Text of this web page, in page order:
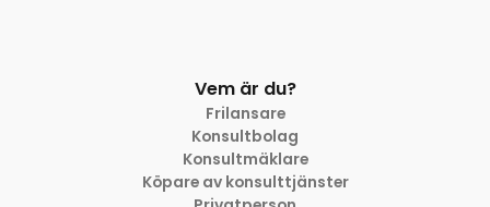
Vem är du?
Frilansare
Konsultbolag
Konsultmäklare
Köpare av konsulttjänster